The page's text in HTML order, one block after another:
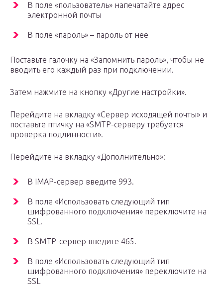
В поле «пользователь» напечатайте адрес
электронной почты
В поле «пароль» – пароль от нее
Поставьте галочку на «Запомнить пароль», чтобы не
вводить его каждый раз при подключении.
Затем нажмите на кнопку «Другие настройки».
Перейдите на вкладку «Сервер исходящей почты» и
поставьте птичку на «SMTP-серверу требуется
проверка подлинности».
Перейдите на вкладку «Дополнительно»:
В IMAP-сервер введите 993.
В поле «Использовать следующий тип
шифрованного подключения» переключите на
SSL.
В SMTP-сервер введите 465.
В поле «Использовать следующий тип
шифрованного подключения» переключите на
SSL